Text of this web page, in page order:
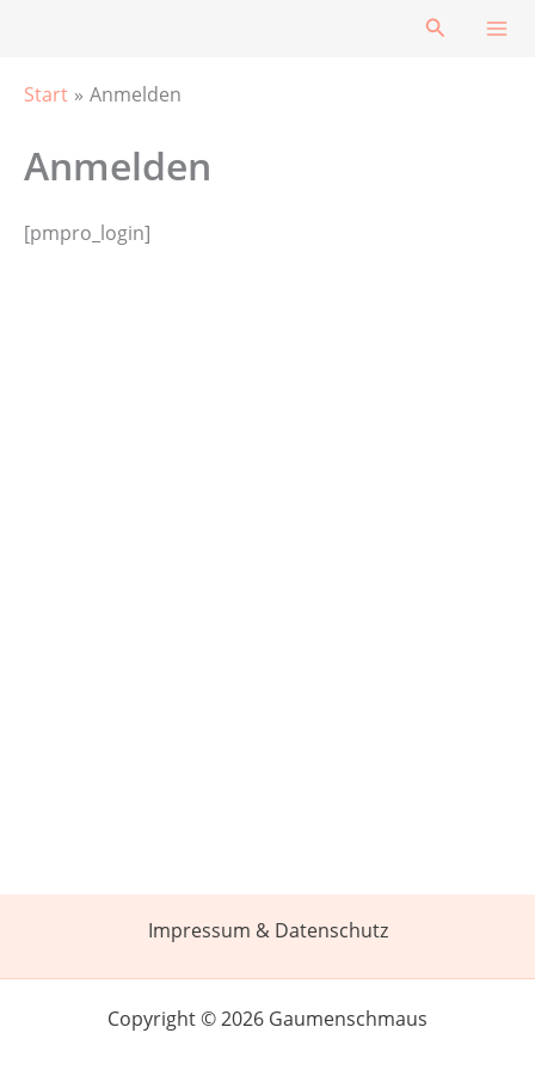
Suchen
Start Anmelden
Anmelden
[pmpro_login]
Impressum & Datenschutz
Copyright © 2026 Gaumenschmaus